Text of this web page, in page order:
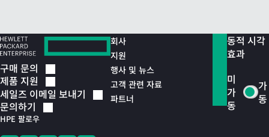
구매 문의
제품 지원
세일즈 이메일 보내기
문의하기
HPE 팔로우
회사
지원
행사 및 뉴스
고객 관련 자료
파트너
동적 시각
효과
미
가
동
가
동